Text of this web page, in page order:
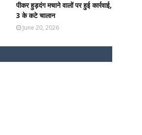
पीकर हुड़दंग मचाने वालों पर हुई कार्रवाई,
3 के कटे चालान
June 20, 2026